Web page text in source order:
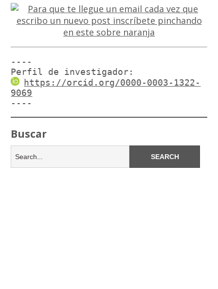
----
Perfil de investigador:
https://orcid.org/0000-0003-1322-
9069
----
Buscar